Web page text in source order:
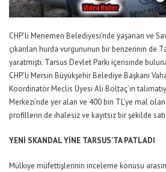
CHP’li Menemen Belediyesi’nde yaşanan ve
çıkarılan hurda vurgununun bir benzerinin de
yaratmıştı. Tarsus Devlet Parkı içerisinde
CHP’li Mersin Büyükşehir Belediye Başkanı
Koordinatör Meclis Üyesi Ali Boltaç’ın
Merkezi’nde yer alan ve 400 bin TL’ye mal
profillerin de ihalesiz ve kayıtsız bir şekilde
YENİ SKANDAL YİNE TARSUS’TA PATLADI
Mülkiye müfettişlerinin inceleme konusu